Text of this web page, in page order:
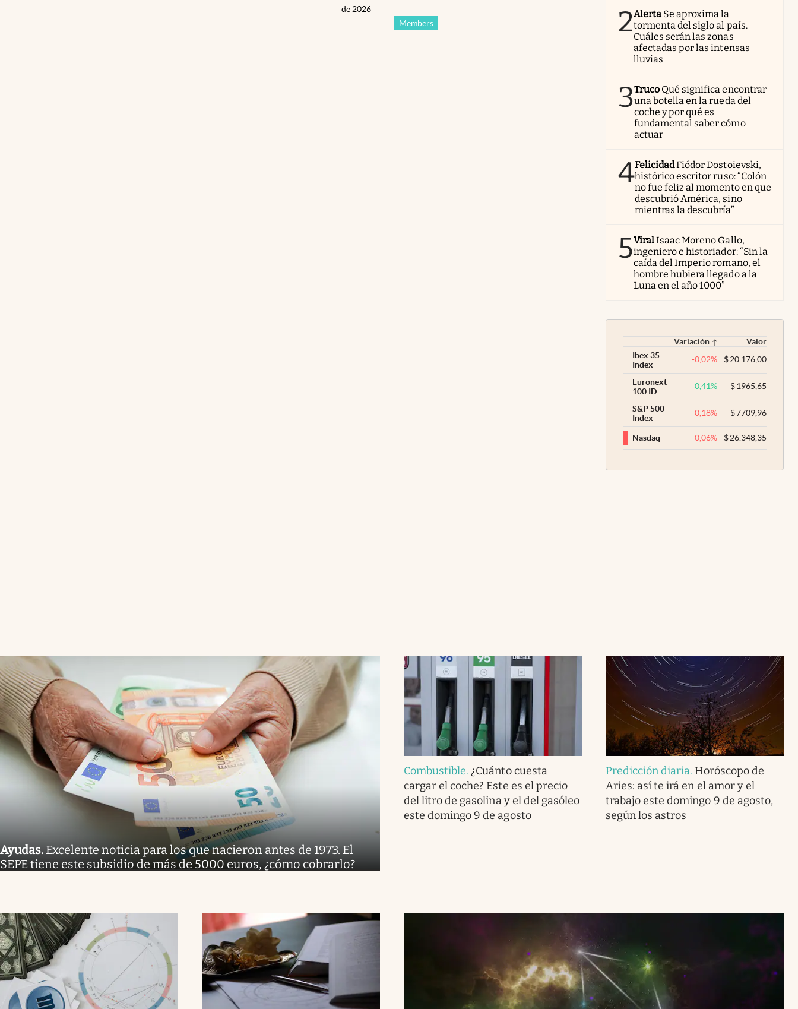
Members
de 2026
2Alerta Se aproxima la
tormenta del siglo al país.
Cuáles serán las zonas
afectadas por las intensas
lluvias
3Truco Qué significa encontrar
una botella en la rueda del
coche y por qué es
fundamental saber cómo
actuar
4FelicidadFiódor Dostoievski,
histórico escritor ruso: “Colón
no fue feliz al momento en que
descubrió América, sino
mientras la descubría”
5ViralIsaac Moreno Gallo,
ingeniero e historiador: “Sin la
caída del Imperio romano, el
hombre hubiera llegado a la
Luna en el año 1000”
Variación
Valor
Ibex 35
Index
-0,02% $20.176,00
Euronext
100 ID
0,41% $1965,65
S&P 500
Index
-0,18% $7709,96
Nasdaq -0,06% $26.348,35
Ayudas. Excelente noticia para los que nacieron antes de 1973. El
SEPE tiene este subsidio de más de 5000 euros, ¿cómo cobrarlo?
Combustible. ¿Cuánto cuesta
cargar el coche? Este es el precio
del litro de gasolina y el del gasóleo
este domingo 9 de agosto
Predicción diaria. Horóscopo de
Aries: así te irá en el amor y el
trabajo este domingo 9 de agosto,
según los astros